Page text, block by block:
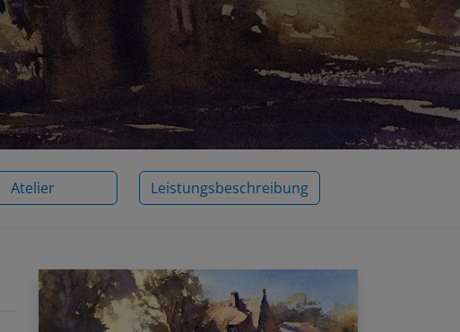
Atelier Leistungsbeschreibung